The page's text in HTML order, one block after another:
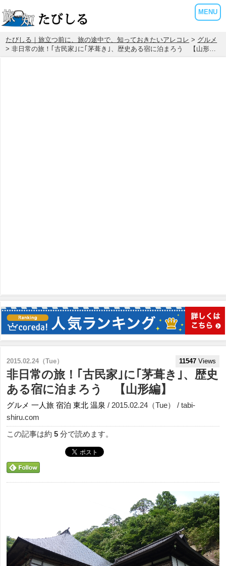
MENU
たびしる｜旅立つ前に、旅の途中で、知っておきたいアレコレ > グルメ
> 非日常の旅！｢古民家｣に｢茅葺き｣、歴史ある宿に泊まろう 【山形…
2015.02.24（Tue） 11547 Views
非日常の旅！｢古民家｣に｢茅葺き｣、歴史
ある宿に泊まろう 【山形編】
グルメ 一人旅 宿泊 東北 温泉 / 2015.02.24（Tue） / tabi-
shiru.com
この記事は約 5 分で読めます。